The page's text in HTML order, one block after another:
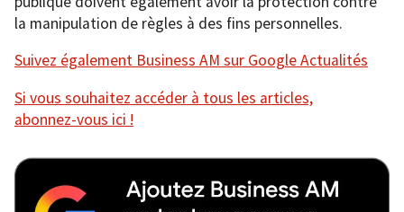
la manipulation de règles à des fins personnelles.
Suivez également Business AM sur Google Actualités
Si vous souhaitez accéder à tous les articles,
abonnez-vous ici !